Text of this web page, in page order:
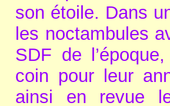
son étoile. Dans
les noctambules
SDF de
coin pour leur
ainsi en revue